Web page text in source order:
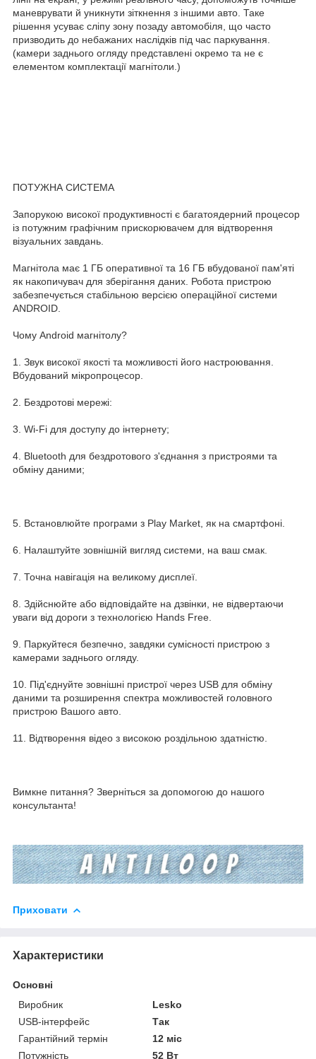
маневрувати й уникнути зіткнення з іншими авто. Таке
рішення усуває сліпу зону позаду автомобіля, що часто
призводить до небажаних наслідків під час паркування.
(камери заднього огляду представлені окремо та не є
елементом комплектації магнітоли.)
ПОТУЖНА СИСТЕМА
Запорукою високої продуктивності є багатоядерний процесор
із потужним графічним прискорювачем для відтворення
візуальних завдань.
Магнітола має 1 ГБ оперативної та 16 ГБ вбудованої пам'яті
як накопичувач для зберігання даних. Робота пристрою
забезпечується стабільною версією операційної системи
ANDROID.
Чому Android магнітолу?
1. Звук високої якості та можливості його настроювання.
Вбудований мікропроцесор.
2. Бездротові мережі:
3. Wi-Fi для доступу до інтернету;
4. Bluetooth для бездротового з'єднання з пристроями та
обміну даними;
5. Встановлюйте програми з Play Market, як на смартфоні.
6. Налаштуйте зовнішній вигляд системи, на ваш смак.
7. Точна навігація на великому дисплеї.
8. Здійснюйте або відповідайте на дзвінки, не відвертаючи
уваги від дороги з технологією Hands Free.
9. Паркуйтеся безпечно, завдяки сумісності пристрою з
камерами заднього огляду.
10. Під'єднуйте зовнішні пристрої через USB для обміну
даними та розширення спектра можливостей головного
пристрою Вашого авто.
11. Відтворення відео з високою роздільною здатністю.
Вимкне питання? Зверніться за допомогою до нашого
консультанта!
Приховати
Характеристики
Основні
Виробник
Lesko
USB-інтерфейс
Так
Гарантійний термін
12 міс
Потужність
52 Вт